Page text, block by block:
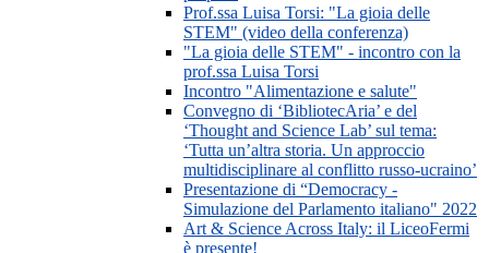
Prof.ssa Luisa Torsi: "La gioia delle
STEM" (video della conferenza)
"La gioia delle STEM" - incontro con la
prof.ssa Luisa Torsi
Incontro "Alimentazione e salute"
Convegno di ‘BibliotecAria’ e del
‘Thought and Science Lab’ sul tema:
‘Tutta un’altra storia. Un approccio
multidisciplinare al conflitto russo-ucraino’
Presentazione di “Democracy -
Simulazione del Parlamento italiano" 2022
Art & Science Across Italy: il LiceoFermi
è presente!